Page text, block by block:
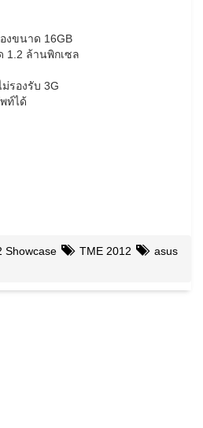
งขนาด 16GB
1.2 ล้านพิกเซล
ม่รองรับ 3G
ท์ได้
Showcase TME 2012
asus